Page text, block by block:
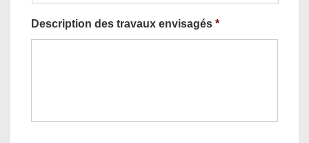
Description des travaux envisagés *